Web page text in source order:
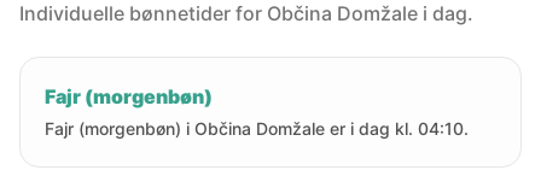
Individuelle bønnetider for Občina Domžale i dag.
Fajr (morgenbøn)
Fajr (morgenbøn) i Občina Domžale er i dag kl. 04:10.